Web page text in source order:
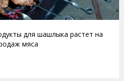
для шашлыка растет на
мяса